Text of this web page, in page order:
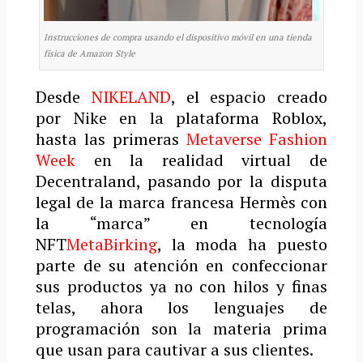
Instrucciones de compra usando el dispositivo móvil en una tienda
física de Amazon Style
Desde NIKELAND, el espacio creado
por Nike en la plataforma Roblox,
hasta las primerasMetaverse Fashion
Weeken la realidad virtual de
Decentraland, pasando por la disputa
legal de la marca francesa Hermès con
la “marca” en tecnología
NFTMetaBirking, la moda ha puesto
parte de su atención en confeccionar
sus productos ya no con hilos y finas
telas, ahora los lenguajes de
programación son la materia prima
que usan para cautivar a sus clientes.